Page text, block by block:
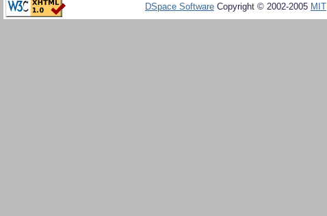
DSpace Software Copyright © 2002-2005 MIT